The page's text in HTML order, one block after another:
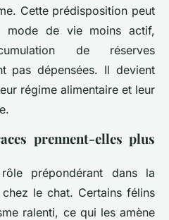
Cette prédisposition peut
mode de vie moins actif,
de réserves
pas dépensées. Il devient
régime alimentaire et leur
prennent-elles plus
prépondérant dans la
le chat. Certains félins
ralenti, ce qui les amène